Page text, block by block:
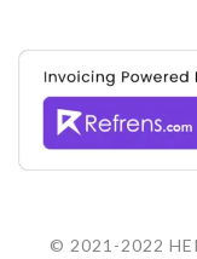
© 2021-2022